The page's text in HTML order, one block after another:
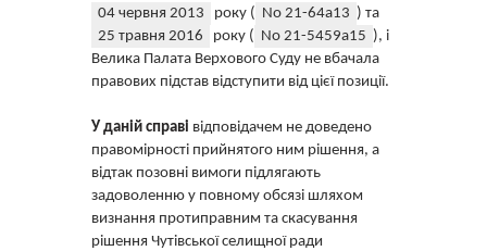
04 червня 2013
року ( No 21-64а13 ) та
25 травня 2016
року ( No 21-5459а15 ), і
Велика Палата Верхового Суду не вбачала
правових підстав відступити від цієї позиції.
У даній справі відповідачем не доведено
правомірності прийнятого ним рішення, а
відтак позовні вимоги підлягають
задоволенню у повному обсязі шляхом
визнання протиправним та скасування
рішення Чутівської селищної ради